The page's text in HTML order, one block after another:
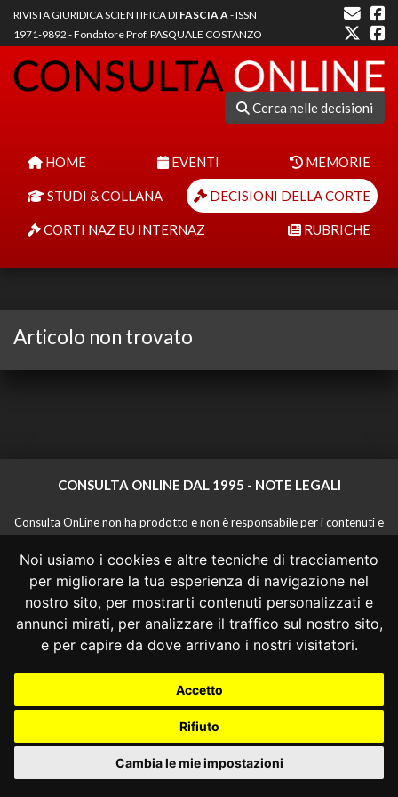
Noi usiamo i cookies e altre tecniche di tracciamento
per migliorare la tua esperienza di navigazione nel
nostro sito, per mostrarti contenuti personalizzati e
annunci mirati, per analizzare il traffico sul nostro sito,
e per capire da dove arrivano i nostri visitatori.
Accetto
Rifiuto
Cambia le mie impostazioni
RIVISTA GIURIDICA SCIENTIFICA DI FASCIA A- ISSN
1971-9892 - Fondatore Prof. PASQUALE COSTANZO
Cerca nelle decisioni
HOME EVENTI MEMORIE
STUDI & COLLANA DECISIONI DELLA CORTE
CORTI NAZ EU INTERNAZ RUBRICHE
Articolo non trovato
CONSULTA ONLINE DAL 1995 - NOTE LEGALI
Consulta OnLine non ha prodotto e non è responsabile per i contenuti e
le informazioni legali di siti collegati.
La consultazione di questi o del materiale contenuto nel sito non
costituisce una relazione di consulenza legale.
Nessuno deve confidare o agire in base alle informazioni disponibili in
questo sito senza una consulenza legale professionale.
info@giurcost.org| Giurisprudenza Costituzionale|